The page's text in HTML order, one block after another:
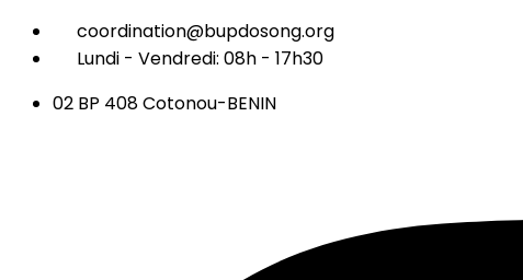
coordination@bupdosong.org
Lundi - Vendredi: 08h - 17h30
02 BP 408 Cotonou-BENIN